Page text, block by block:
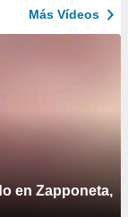
Más Vídeos
en Zapponeta,